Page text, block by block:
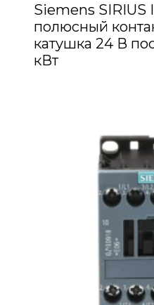
Siemens SIRIUS
полюсный
катушка 24 В
кВт